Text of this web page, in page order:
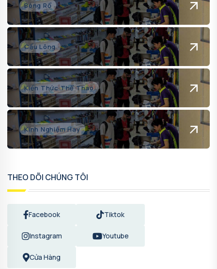
Bóng Rổ
Cầu Lông
Kiến Thức Thể Thao
Kinh Nghiệm Hay
THEO DÕI CHÚNG TÔI
Facebook Tiktok
Instagram Youtube
Cửa Hàng